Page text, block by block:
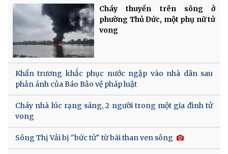
Cháy thuyền trên sông ở
phường Thủ Đức, một phụ nữ tử
vong
Khẩn trương khắc phục nước ngập vào nhà dân sau
phản ánh của Báo Bảo vệ pháp luật
Cháy nhà lúc rạng sáng, 2 người trong một gia đình tử
vong
Sông Thị Vải bị "bức tử" từ bãi than ven sông